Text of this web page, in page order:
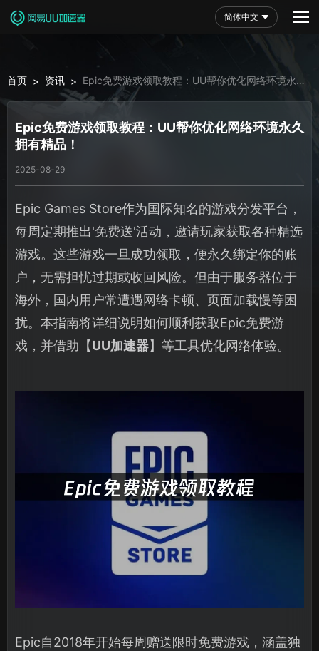
简体中文
首页 > 资讯 > Epic免费游戏领取教程：UU帮你优化网络环境永久
拥有精品！
Epic免费游戏领取教程：UU帮你优化网络环境永久
拥有精品！
2025-08-29
Epic Games Store作为国际知名的游戏分发平台，
每周定期推出'免费送'活动，邀请玩家获取各种精选
游戏。这些游戏一旦成功领取，便永久绑定你的账
户，无需担忧过期或收回风险。但由于服务器位于
海外，国内用户常遭遇网络卡顿、页面加载慢等困
扰。本指南将详细说明如何顺利获取Epic免费游
戏，并借助【UU加速器】等工具优化网络体验。
Epic自2018年开始每周赠送限时免费游戏，涵盖独